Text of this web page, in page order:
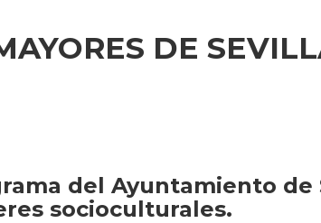
DE
del Ayuntamiento de
socioculturales.